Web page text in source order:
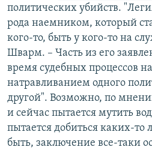
политических убийств.
рода наемником, который
кого-то, быть у кого-то на
Шварм. – Часть из его
время судебных процессов
натравливанием одного
другой". Возможно, по
и сейчас пытается мутить
пытается добиться каких-то
быть, заключение все-таки